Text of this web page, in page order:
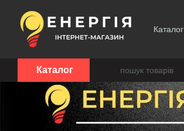
Каталог
Каталог